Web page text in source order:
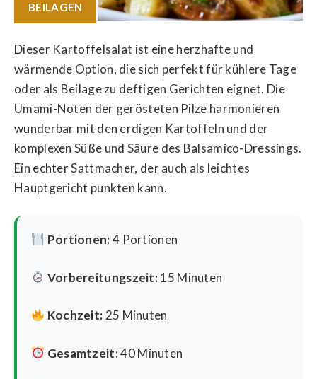
BEILAGEN
Dieser Kartoffelsalat ist eine herzhafte und
wärmende Option, die sich perfekt für kühlere Tage
oder als Beilage zu deftigen Gerichten eignet. Die
Umami-Noten der gerösteten Pilze harmonieren
wunderbar mit den erdigen Kartoffeln und der
komplexen Süße und Säure des Balsamico-Dressings.
Ein echter Sattmacher, der auch als leichtes
Hauptgericht punkten kann.
Portionen:4 Portionen
Vorbereitungszeit:15 Minuten
Kochzeit: 25 Minuten
Gesamtzeit:40 Minuten